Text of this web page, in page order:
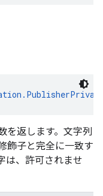
を返します。文字列
飾子と完全に一致す
は、許可されませ